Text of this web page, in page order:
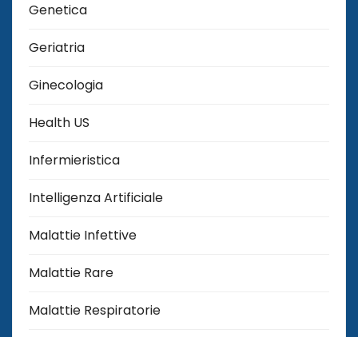
Genetica
Geriatria
Ginecologia
Health US
Infermieristica
Intelligenza Artificiale
Malattie Infettive
Malattie Rare
Malattie Respiratorie